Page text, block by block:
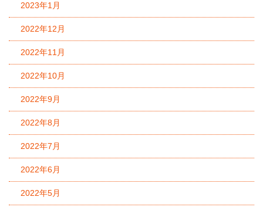
2023年1月
2022年12月
2022年11月
2022年10月
2022年9月
2022年8月
2022年7月
2022年6月
2022年5月